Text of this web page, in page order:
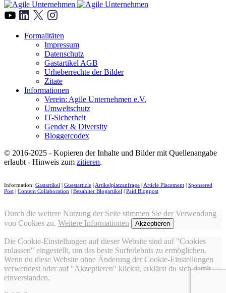
Formalitäten
Impressum
Datenschutz
Gastartikel AGB
Urheberrechte der Bilder
Zitate
Informationen
Verein: Agile Unternehmen e.V.
Umweltschutz
IT-Sicherheit
Gender & Diversity
Bloggercodex
© 2016-2025 - Kopieren der Inhalte und Bilder mit Quellenangabe
erlaubt - Hinweis zum zitieren.
Information: Gastartikel | Guestarticle | Artikelplatzanfrage | Article Placement | Sponsered
Post | Content Collaboration | Bezahlter Blogartikel | Paid Blogpost
Durch die weitere Nutzung der Seite stimmen Sie der Verwendung
von Cookies zu. Weitere Informationen Akzeptieren
Die Cookie-Einstellungen auf dieser Website sind auf "Cookies
zulassen" eingestellt, um das beste Surferlebnis zu ermöglichen.
Wenn du diese Website ohne Änderung der Cookie-Einstellungen
verwendest oder auf "Akzeptieren" klickst, erklärst du sich damit
einverstanden.